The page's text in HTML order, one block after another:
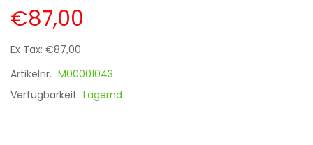
€87,00
Ex Tax: €87,00
Artikelnr. M00001043
Verfügbarkeit Lagernd